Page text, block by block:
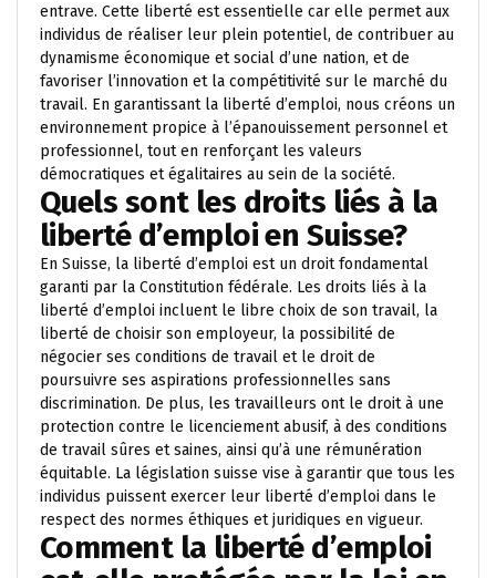
entrave. Cette liberté est essentielle car elle permet aux
individus de réaliser leur plein potentiel, de contribuer au
dynamisme économique et social d’une nation, et de
favoriser l’innovation et la compétitivité sur le marché du
travail. En garantissant la liberté d’emploi, nous créons un
environnement propice à l’épanouissement personnel et
professionnel, tout en renforçant les valeurs
démocratiques et égalitaires au sein de la société.
Quels sont les droits liés à la
liberté d’emploi en Suisse?
En Suisse, la liberté d’emploi est un droit fondamental
garanti par la Constitution fédérale. Les droits liés à la
liberté d’emploi incluent le libre choix de son travail, la
liberté de choisir son employeur, la possibilité de
négocier ses conditions de travail et le droit de
poursuivre ses aspirations professionnelles sans
discrimination. De plus, les travailleurs ont le droit à une
protection contre le licenciement abusif, à des conditions
de travail sûres et saines, ainsi qu’à une rémunération
équitable. La législation suisse vise à garantir que tous les
individus puissent exercer leur liberté d’emploi dans le
respect des normes éthiques et juridiques en vigueur.
Comment la liberté d’emploi